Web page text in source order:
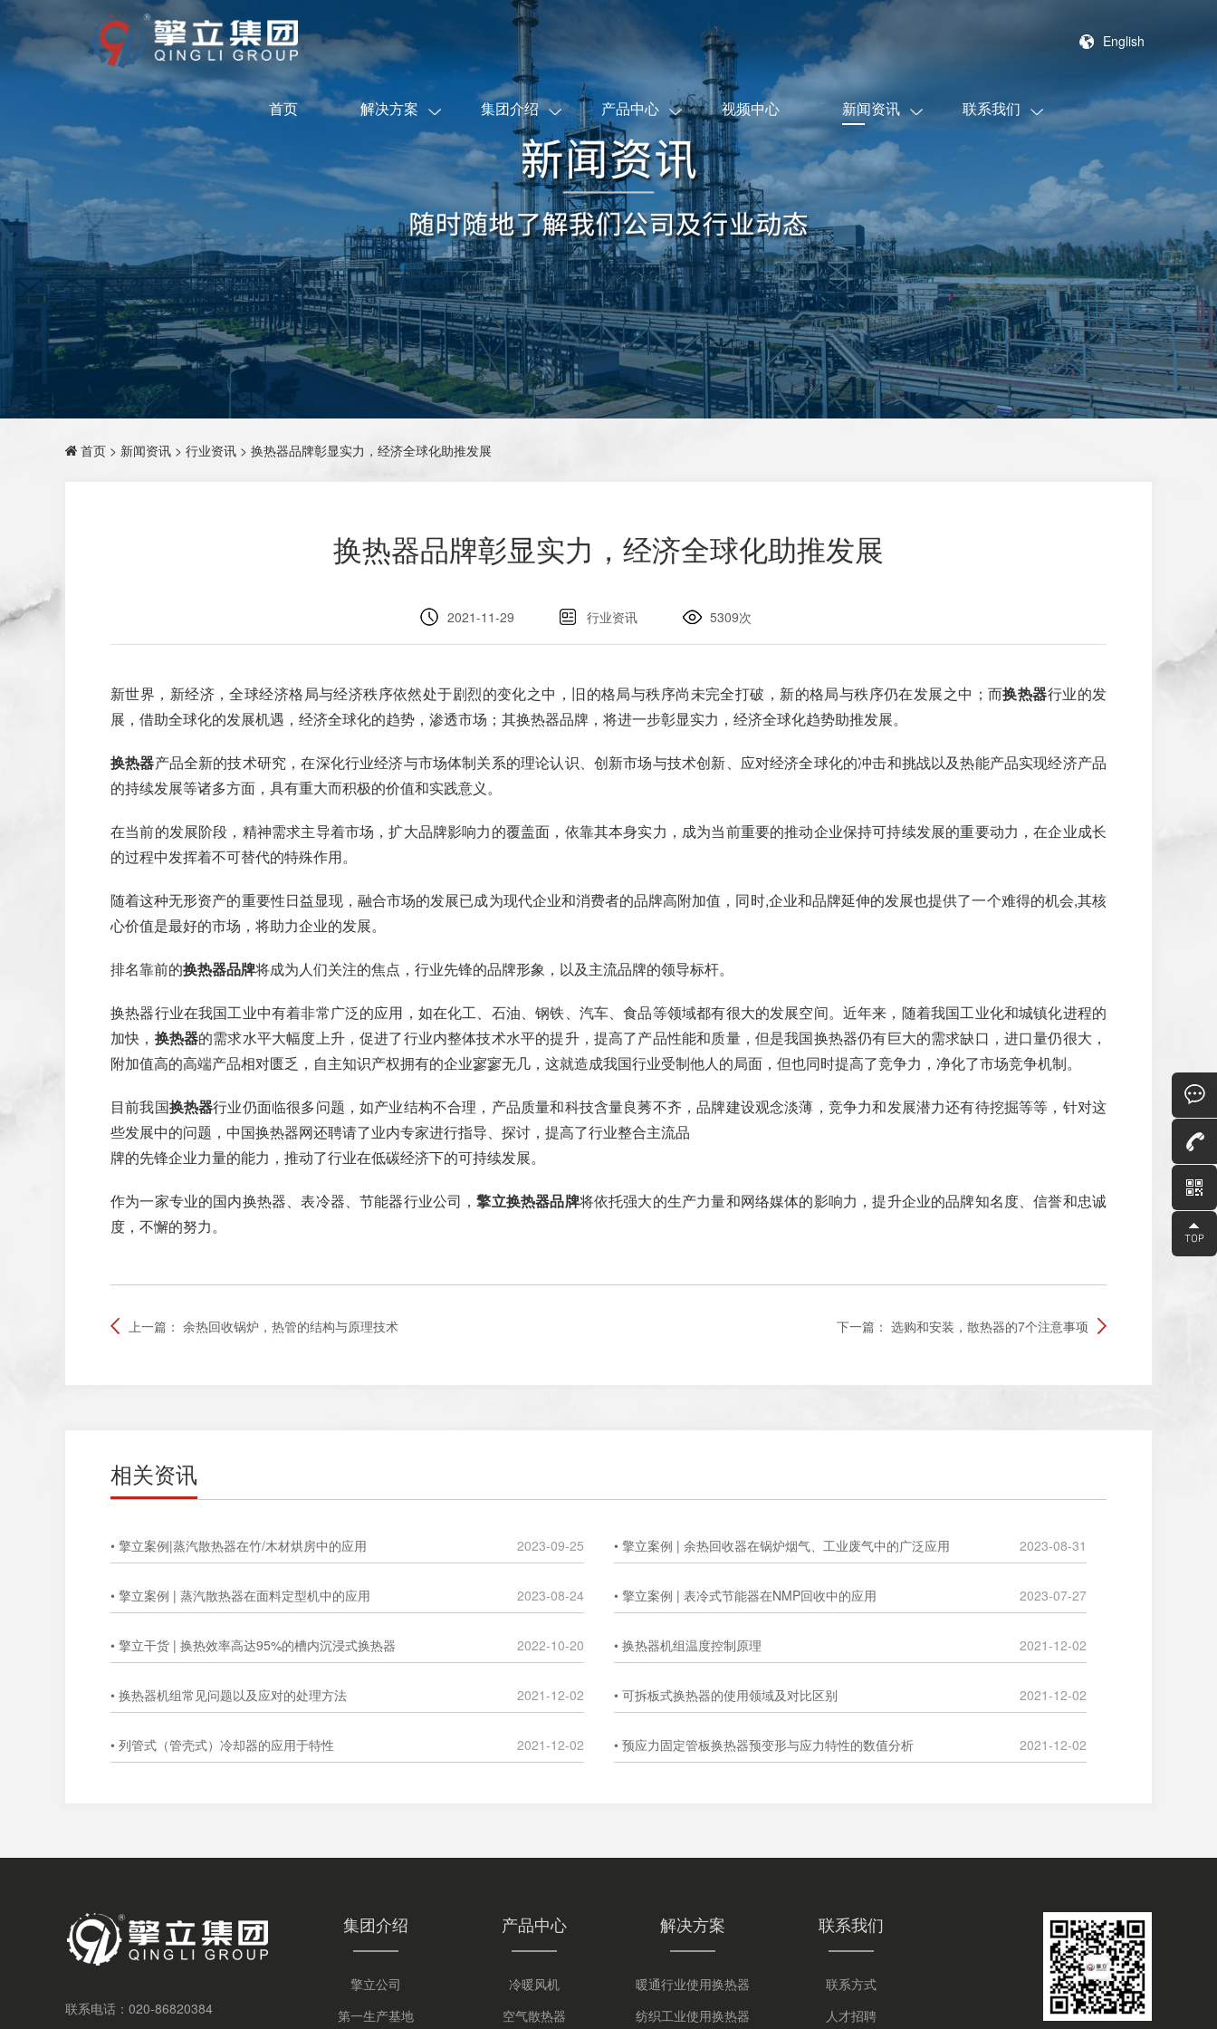
English
首页 解决方案 集团介绍 产品中心 视频中心 新闻资讯 联系我们
首页 > 新闻资讯 > 行业资讯 > 换热器品牌彰显实力，经济全球化助推发展
换热器品牌彰显实力，经济全球化助推发展
2021-11-29 行业资讯 5309次
新世界，新经济，全球经济格局与经济秩序依然处于剧烈的变化之中，旧的格局与秩序尚未完全打破，新的格局与秩序仍在发展之中；而换热器行业的发
展，借助全球化的发展机遇，经济全球化的趋势，渗透市场；其换热器品牌，将进一步彰显实力，经济全球化趋势助推发展。
换热器产品全新的技术研究，在深化行业经济与市场体制关系的理论认识、创新市场与技术创新、应对经济全球化的冲击和挑战以及热能产品实现经济产品
的持续发展等诸多方面，具有重大而积极的价值和实践意义。
在当前的发展阶段，精神需求主导着市场，扩大品牌影响力的覆盖面，依靠其本身实力，成为当前重要的推动企业保持可持续发展的重要动力，在企业成长
的过程中发挥着不可替代的特殊作用。
随着这种无形资产的重要性日益显现，融合市场的发展已成为现代企业和消费者的品牌高附加值，同时,企业和品牌延伸的发展也提供了一个难得的机会,其核
心价值是最好的市场，将助力企业的发展。
排名靠前的换热器品牌将成为人们关注的焦点，行业先锋的品牌形象，以及主流品牌的领导标杆。
换热器行业在我国工业中有着非常广泛的应用，如在化工、石油、钢铁、汽车、食品等领域都有很大的发展空间。近年来，随着我国工业化和城镇化进程的
加快， 换热器的需求水平大幅度上升，促进了行业内整体技术水平的提升，提高了产品性能和质量，但是我国换热器仍有巨大的需求缺口，进口量仍很大，
附加值高的高端产品相对匮乏，自主知识产权拥有的企业寥寥无几，这就造成我国行业受制他人的局面，但也同时提高了竞争力，净化了市场竞争机制。
目前我国换热器行业仍面临很多问题，如产业结构不合理，产品质量和科技含量良莠不齐，品牌建设观念淡薄，竞争力和发展潜力还有待挖掘等等，针对这
些发展中的问题，中国换热器网还聘请了业内专家进行指导、探讨，提高了行业整合主流品
牌的先锋企业力量的能力，推动了行业在低碳经济下的可持续发展。
作为一家专业的国内换热器、表冷器、节能器行业公司，擎立换热器品牌将依托强大的生产力量和网络媒体的影响力，提升企业的品牌知名度、信誉和忠诚
度，不懈的努力。
上一篇： 余热回收锅炉，热管的结构与原理技术 下一篇： 选购和安装，散热器的7个注意事项
相关资讯
• 擎立案例|蒸汽散热器在竹/木材烘房中的应用 2023-09-25 • 擎立案例 | 余热回收器在锅炉烟气、工业废气中的广泛应用 2023-08-31
• 擎立案例 | 蒸汽散热器在面料定型机中的应用 2023-08-24 • 擎立案例 | 表冷式节能器在NMP回收中的应用 2023-07-27
• 擎立干货 | 换热效率高达95%的槽内沉浸式换热器 2022-10-20 • 换热器机组温度控制原理 2021-12-02
• 换热器机组常见问题以及应对的处理方法 2021-12-02 • 可拆板式换热器的使用领域及对比区别 2021-12-02
• 列管式（管壳式）冷却器的应用于特性 2021-12-02 • 预应力固定管板换热器预变形与应力特性的数值分析 2021-12-02
联系电话： 020-86820384
集团介绍
擎立公司
第一生产基地
产品中心
冷暖风机
空气散热器
解决方案
暖通行业使用换热器
纺织工业使用换热器
联系我们
联系方式
人才招聘